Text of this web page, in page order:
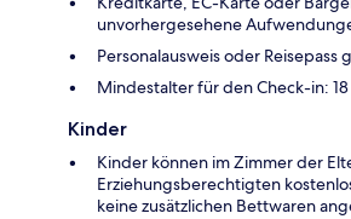
unvorhergesehene
Personalausweis oder
Mindestalter für den Check-in:
Kinder
Kinder können im Zimmer der
Erziehungsberechtigten
keine zusätzlichen Bettwaren